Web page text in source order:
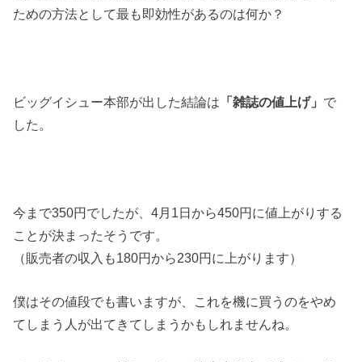
ための方法として最も即効性があるのは何か？
ビッグイシュー本部が出した結論は 「雑誌の値上げ」 で
した。
今まで350円でしたが、4月1日から450円に値上がりする
ことが決まったそうです。
（販売者の収入も180円から230円に上がります）
僕はその値段でも書いますが、これを機に買うのをやめ
てしまう人が出てきてしまうかもしれませんね。